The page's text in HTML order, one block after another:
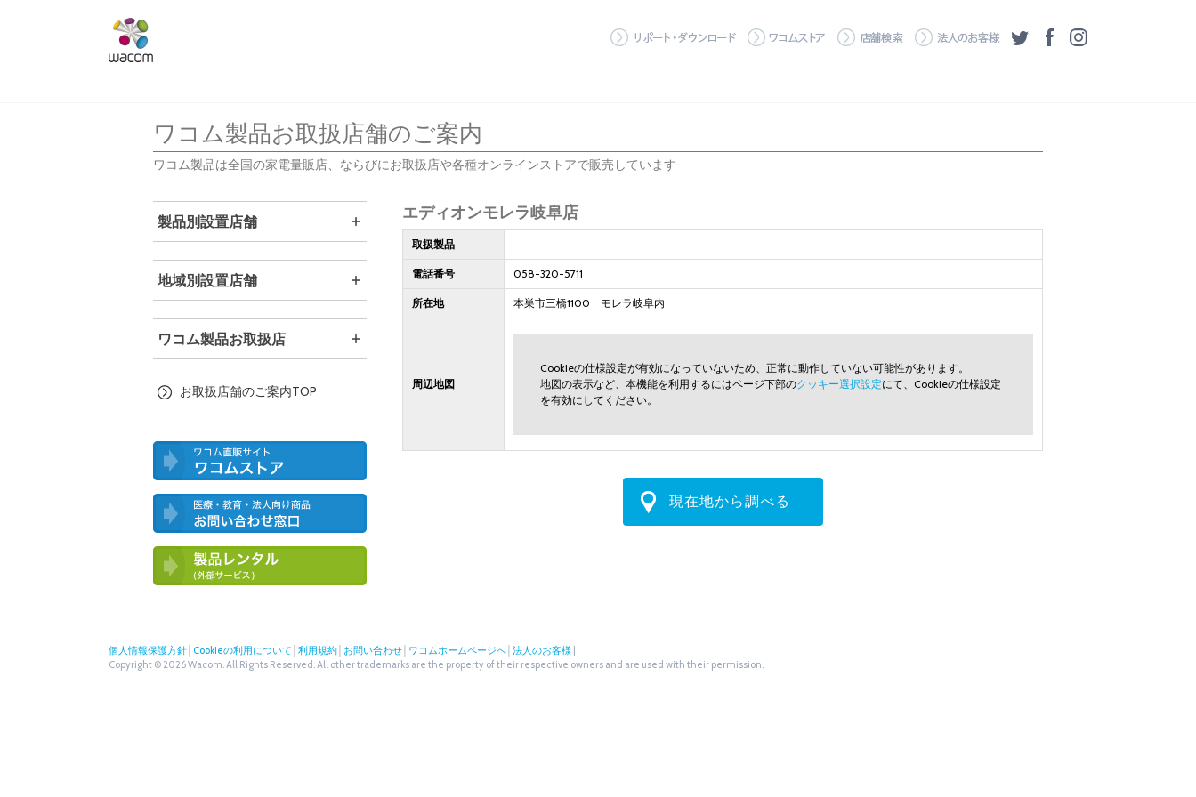
サポート・ダウンロード
ワコムストア 店舗検索 法人のお客様
ツイッターフェイスブック
ワコム製品お取扱店舗のご案内
ワコム製品は全国の家電量販店、ならびにお取扱店や各種オンラインストアで販売しています
エディオンモレラ岐阜店
取扱製品
電話番号 058-320-5711
所在地 本巣市三橋1100 モレラ岐阜内
周辺地図
Cookieの仕様設定が有効になっていないため、正常に動作していない可能性があります。
地図の表示など、本機能を利用するにはページ下部のクッキー選択設定にて、Cookieの仕様設定
を有効にしてください。
現在地から調べる
製品別設置店舗
地域別設置店舗
ワコム製品お取扱店
お取扱店舗のご案内TOP
わせ窓口
個人情報保護方針 Cookieの利用について 利用規約 お問い合わせ ワコムホームページへ 法人のお客様
Copyright © 2026 Wacom. All Rights Reserved. All other trademarks are the property of their respective owners and are used with their permission.